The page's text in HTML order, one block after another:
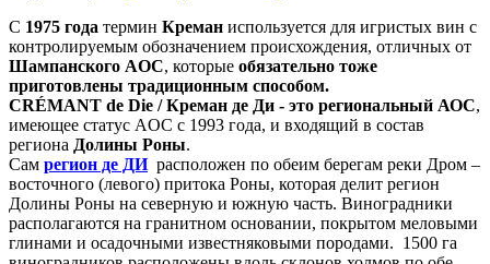
С 1975 года термин Креман используется для игристых вин с
контролируемым обозначением происхождения, отличных от
Шампанского AOC, которые обязательно тоже
приготовлены традиционным способом.
CRÉMANT de Die / Креман де Ди - это региональный АОС,
имеющее статус AOC с 1993 года, и входящий в состав
региона Долины Роны.
Сам регион де ДИрасположен по обеим берегам реки Дром –
восточного (левого) притока Роны, которая делит регион
Долины Роны на северную и южную часть. Виноградники
располагаются на гранитном основании, покрытом меловыми
глинами и осадочными известняковыми породами. 1500 га